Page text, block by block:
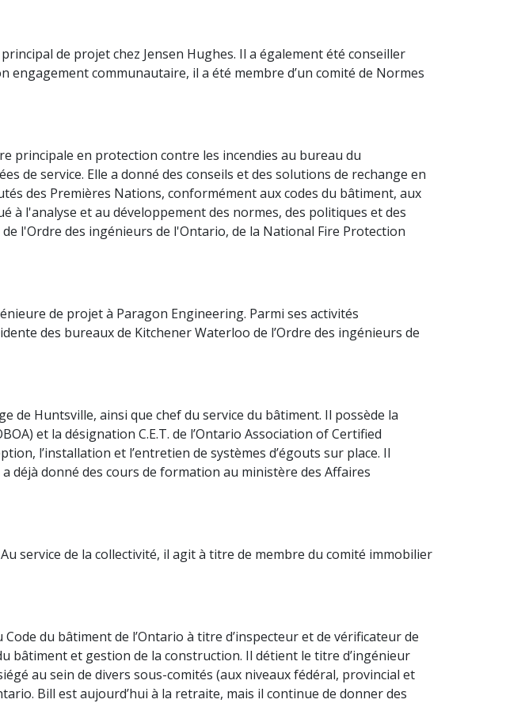
de projet chez Jensen Hughes. Il a également été conseiller
engagement communautaire, il a été membre d’un comité de Normes
principale en protection contre les incendies au bureau du
de service. Elle a donné des conseils et des solutions de rechange en
des Premières Nations, conformément aux codes du bâtiment, aux
à l'analyse et au développement des normes, des politiques et des
l'Ordre des ingénieurs de l'Ontario, de la National Fire Protection
de projet à Paragon Engineering. Parmi ses activités
des bureaux de Kitchener Waterloo de l’Ordre des ingénieurs de
de Huntsville, ainsi que chef du service du bâtiment. Il possède la
et la désignation C.E.T. de l’Ontario Association of Certified
l’installation et l’entretien de systèmes d’égouts sur place. Il
déjà donné des cours de formation au ministère des Affaires
service de la collectivité, il agit à titre de membre du comité immobilier
du bâtiment de l’Ontario à titre d’inspecteur et de vérificateur de
bâtiment et gestion de la construction. Il détient le titre d’ingénieur
au sein de divers sous-comités (aux niveaux fédéral, provincial et
Bill est aujourd’hui à la retraite, mais il continue de donner des